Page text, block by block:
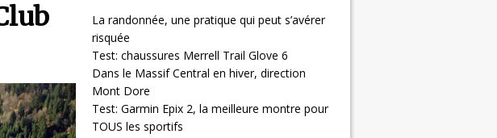
La randonnée, une pratique qui peut s’avérer
risquée
Test: chaussures Merrell Trail Glove 6
Dans le Massif Central en hiver, direction
Mont Dore
Test: Garmin Epix 2, la meilleure montre pour
TOUS les sportifs